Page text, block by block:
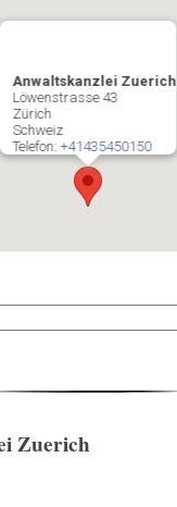
Anwaltskanzlei Zuerich
Löwenstrasse 43
Zürich
Schweiz
Telefon:+41435450150
Zuerich